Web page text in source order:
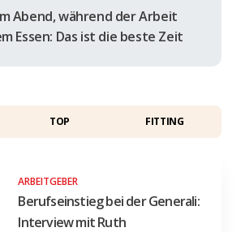
Abend, während der Arbeit
Essen: Das ist die beste Zeit
TOP FITTING
ARBEITGEBER
Berufseinstieg bei der Generali:
Interview mit Ruth